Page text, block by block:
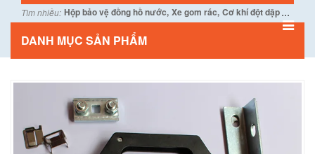
Tìm nhiều: Hộp bảo vệ đồng hồ nước, Xe gom rác, Cơ khí đột dập...
DANH MỤC SẢN PHẨM